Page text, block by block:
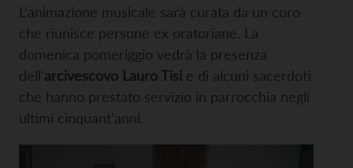
L’animazione musicale sarà curata da un coro
che riunisce persone ex oratoriane. La
domenica pomeriggio vedrà la presenza
dell’arcivescovo Lauro Tisi e di alcuni sacerdoti
che hanno prestato servizio in parrocchia negli
ultimi cinquant’anni.